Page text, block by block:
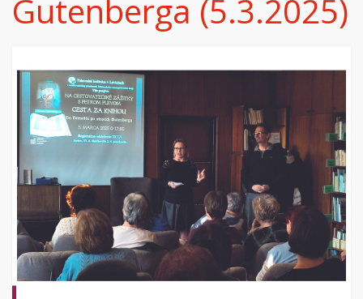
Gutenberga (5.3.2025)